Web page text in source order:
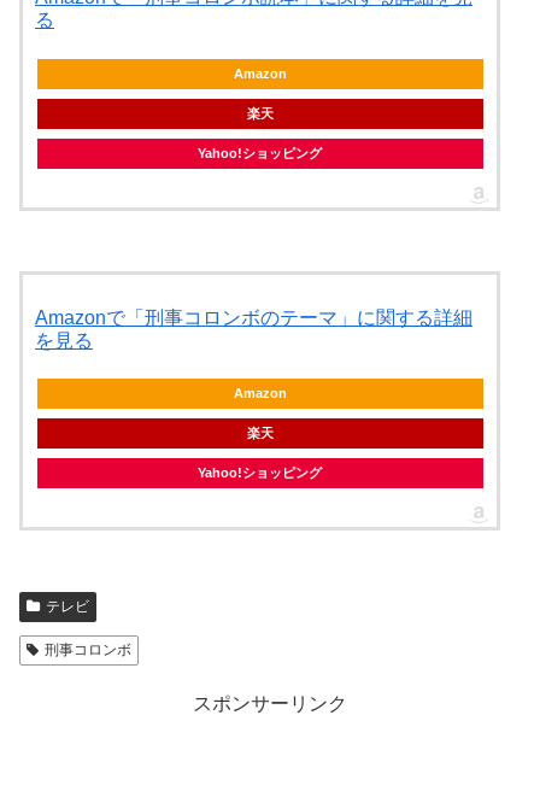
る
Amazon
楽天
Yahoo!ショッピング
Amazonで「刑事コロンボのテーマ」に関する詳細
を見る
Amazon
楽天
Yahoo!ショッピング
テレビ
刑事コロンボ
スポンサーリンク